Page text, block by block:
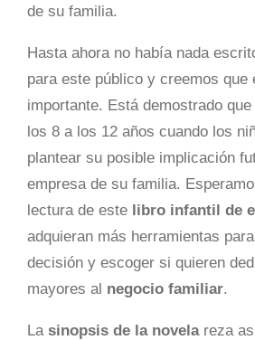
de su familia.
Hasta ahora no había nada
para este público y creemos que
importante. Está demostrado
los 8 a los 12 años cuando los
plantear su posible implicación
empresa de su familia.
lectura de este libro infantil de
adquieran más herramientas
decisión y escoger si quieren
mayores al negocio familiar.
La sinopsis de la novelareza